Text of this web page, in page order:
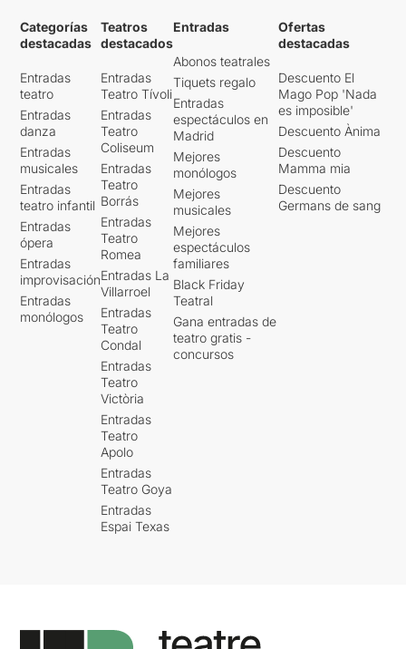
Categorías
destacadas
Entradas
teatro
Entradas
danza
Entradas
musicales
Entradas
teatro infantil
Entradas
ópera
Entradas
improvisación
Entradas
monólogos
Teatros
destacados
Entradas
Teatro Tívoli
Entradas
Teatro
Coliseum
Entradas
Teatro
Borrás
Entradas
Teatro
Romea
Entradas La
Villarroel
Entradas
Teatro
Condal
Entradas
Teatro
Victòria
Entradas
Teatro
Apolo
Entradas
Teatro Goya
Entradas
Espai Texas
Entradas
Abonos teatrales
Tiquets regalo
Entradas
espectáculos en
Madrid
Mejores
monólogos
Mejores
musicales
Mejores
espectáculos
familiares
Black Friday
Teatral
Gana entradas de
teatro gratis -
concursos
Ofertas
destacadas
Descuento El
Mago Pop 'Nada
es imposible'
Descuento Ànima
Descuento
Mamma mia
Descuento
Germans de sang